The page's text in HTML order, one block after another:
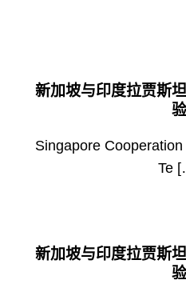
新加坡与印度拉贾斯
验
Singapore
Te
新加坡与印度拉贾斯
验